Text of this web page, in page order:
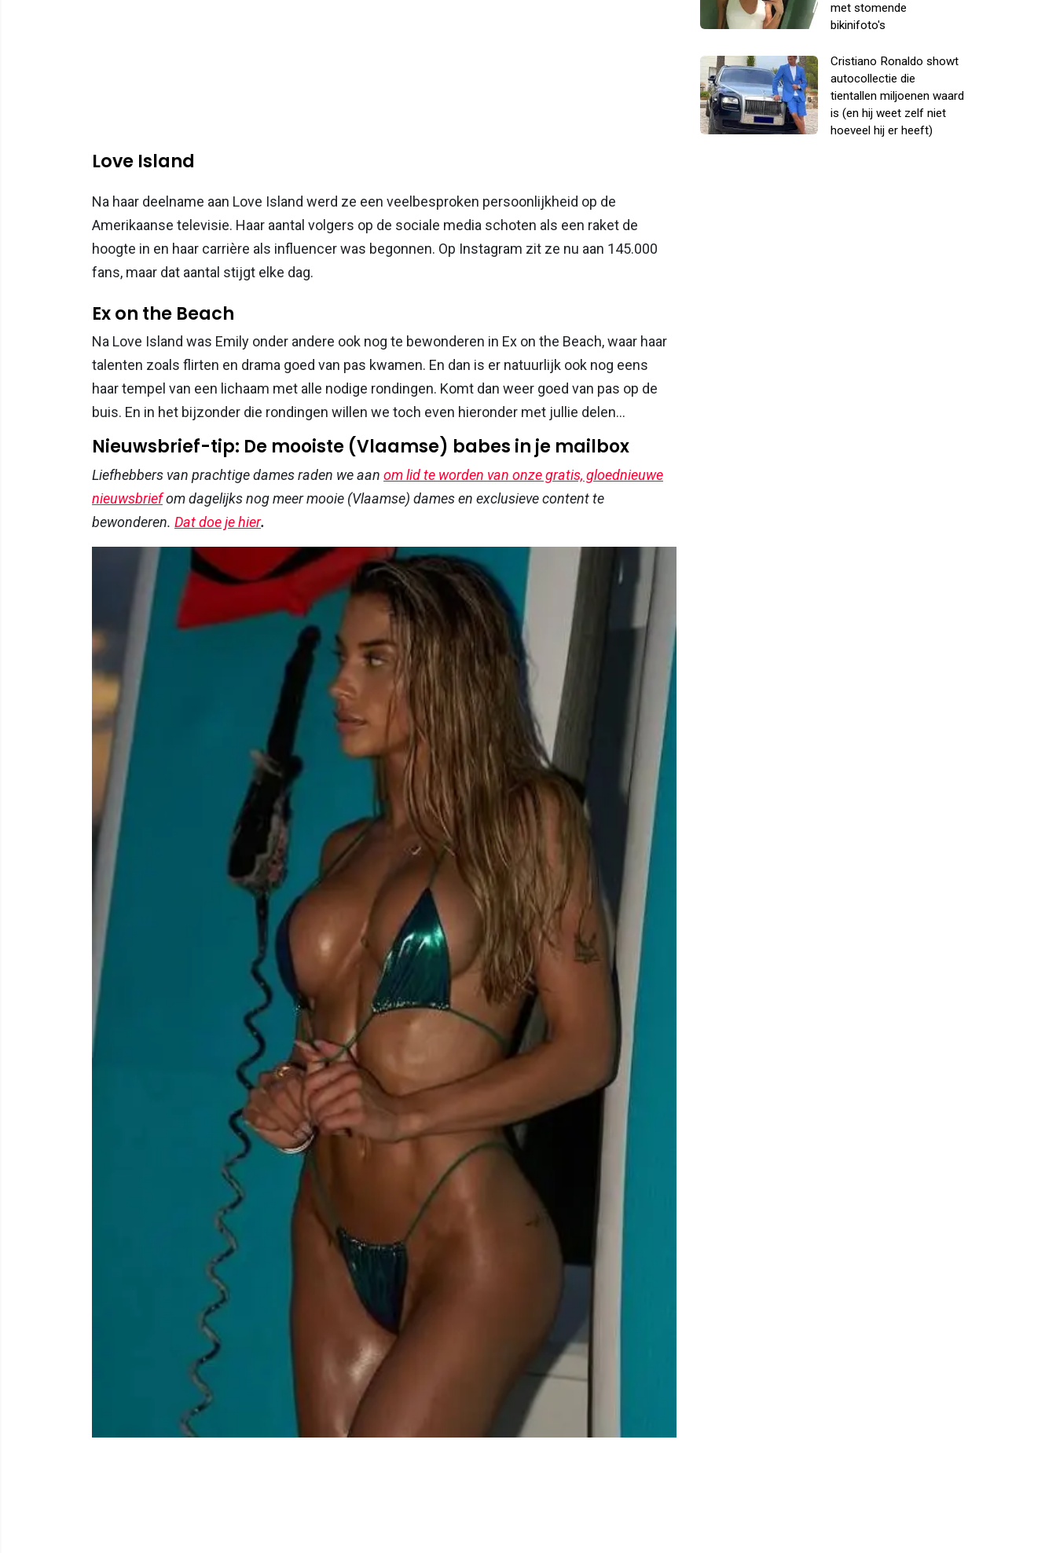
Love Island
Na haar deelname aan Love Island werd ze een veelbesproken persoonlijkheid op de
Amerikaanse televisie. Haar aantal volgers op de sociale media schoten als een raket de
hoogte in en haar carrière als influencer was begonnen. Op Instagram zit ze nu aan 145.000
fans, maar dat aantal stijgt elke dag.
Ex on the Beach
Na Love Island was Emily onder andere ook nog te bewonderen in Ex on the Beach, waar haar
talenten zoals flirten en drama goed van pas kwamen. En dan is er natuurlijk ook nog eens
haar tempel van een lichaam met alle nodige rondingen. Komt dan weer goed van pas op de
buis. En in het bijzonder die rondingen willen we toch even hieronder met jullie delen…
Nieuwsbrief-tip: De mooiste (Vlaamse) babes in je mailbox
Liefhebbers van prachtige dames raden we aan om lid te worden van onze gratis, gloednieuwe
nieuwsbriefom dagelijks nog meer mooie (Vlaamse) dames en exclusieve content te
bewonderen. Dat doe je hier.
met stomende
bikinifoto's
Cristiano Ronaldo showt
autocollectie die
tientallen miljoenen waard
is (en hij weet zelf niet
hoeveel hij er heeft)